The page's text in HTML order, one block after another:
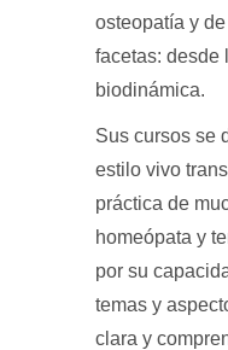
osteopatía y
facetas: desde
biodinámica.
Sus cursos se
estilo vivo
práctica de
homeópata y
por su
temas y
clara y